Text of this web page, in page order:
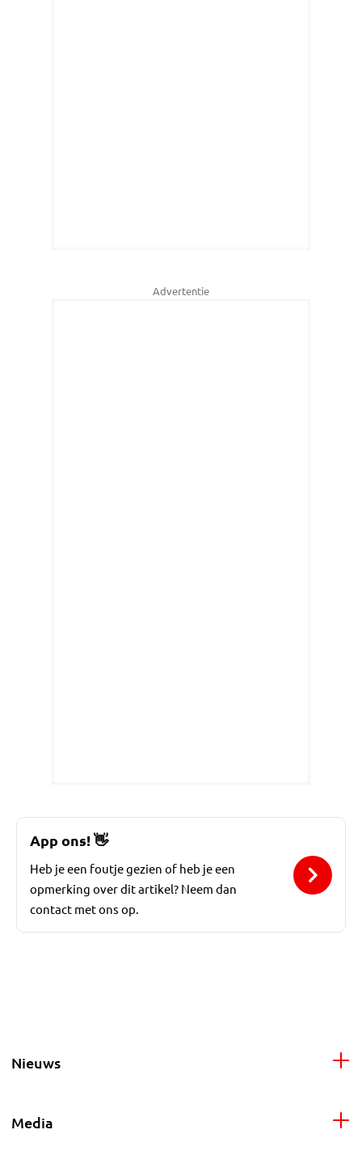
Advertentie
App ons!👋
Heb je een foutje gezien of heb je een
opmerking over dit artikel? Neem dan
contact met ons op.
Nieuws
Media